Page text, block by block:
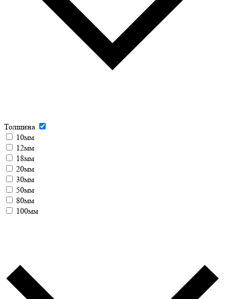
Толщина
10мм
12мм
18мм
20мм
30мм
50мм
80мм
100мм